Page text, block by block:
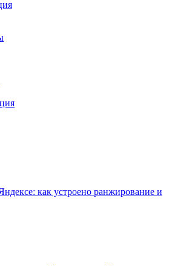
как устроено ранжирование и